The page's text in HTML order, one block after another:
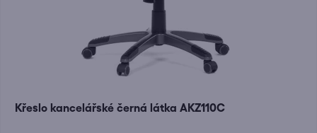
Křeslo kancelářské černá látka AKZ110C